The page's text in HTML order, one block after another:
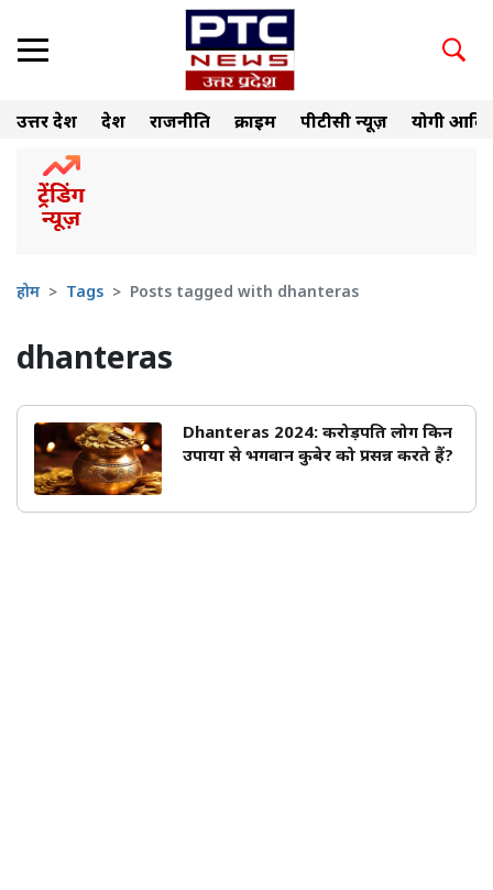
उत्तर प्रदेश देश राजनीति क्राइम पीटीसी न्यूज़ योगी
होम Tags Posts tagged with dhanteras
dhanteras
Dhanteras 2024: करोड़पति लोग किन
उपायों से भगवान कुबेर को प्रसन्न करते हैं?